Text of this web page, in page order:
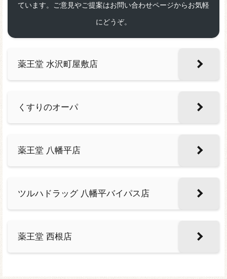
ています。ご意見やご提案はお問い合わせページからお気軽
にどうぞ。
薬王堂 水沢町屋敷店
くすりのオーパ
薬王堂 八幡平店
ツルハドラッグ 八幡平バイパス店
薬王堂 西根店